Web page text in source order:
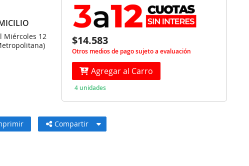
Miércoles 12
$14.583
Otros medios de pago sujeto a evaluación
Agregar al Carro
4 unidades
Compartir